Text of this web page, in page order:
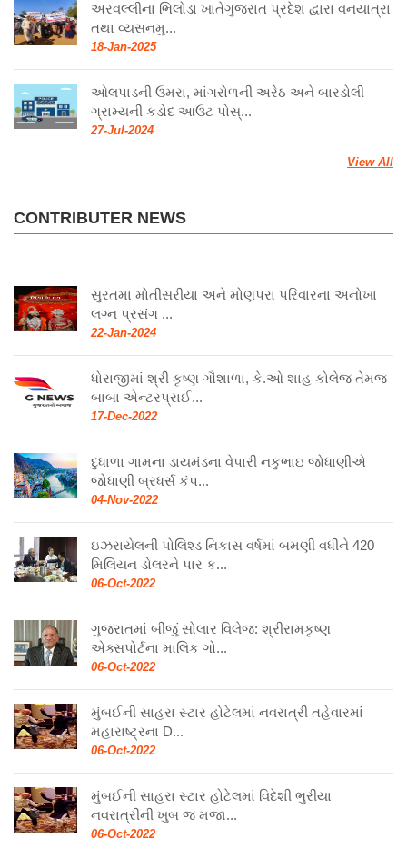
અરવલ્લીના ભિલોડા ખાતેગુજરાત પ્રદેશ દ્વારા વનયાત્રા
તથા વ્યસનમુ...
18-Jan-2025
ઓલપાડની ઉમરા, માંગરોળની અરેઠ અને બારડોલી
ગ્રામ્યની કડોદ આઉટ પોસ્...
27-Jul-2024
View All
CONTRIBUTER NEWS
સુરતમા મોતીસરીયા અને મોણપરા પરિવારના અનોખા
લગ્ન પ્રસંગ ...
22-Jan-2024
ધોરાજીમાં શ્રી કૃષ્ણ ગૌશાળા, કે.ઓ શાહ કોલેજ તેમજ
બાબા એન્ટરપ્રાઈ...
17-Dec-2022
દુધાળા ગામના ડાયમંડના વેપારી નકુભાઇ જોધાણીએ
જોધાણી બ્રધર્સ કંપ...
04-Nov-2022
ઇઝરાયેલની પોલિશ્ડ નિકાસ વર્ષમાં બમણી વધીને 420
મિલિયન ડોલરને પાર ક...
06-Oct-2022
ગુજરાતમાં બીજું સોલાર વિલેજ: શ્રીરામકૃષ્ણ
એક્સપોર્ટના માલિક ગો...
06-Oct-2022
મુંબઈની સાહરા સ્ટાર હોટેલમાં નવરાત્રી તહેવારમાં
મહારાષ્ટ્રના D...
06-Oct-2022
મુંબઈની સાહરા સ્ટાર હોટેલમાં વિદેશી ભુરીયા
નવરાત્રીની ખુબ જ મજા...
06-Oct-2022